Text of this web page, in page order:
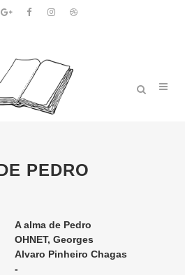
PEDRO
A alma de Pedro
OHNET, Georges
Alvaro Pinheiro Chagas
-